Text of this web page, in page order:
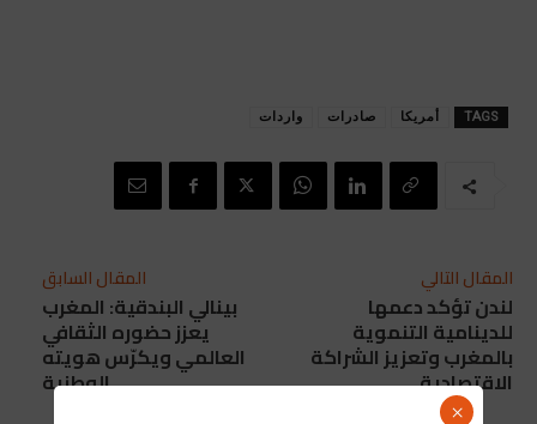
TAGS أمريكا صادرات واردات
المقال السابق
بينالي البندقية: المغرب
يعزز حضوره الثقافي
العالمي ويكرّس هويته
الوطنية
المقال التالي
لندن تؤكد دعمها
للدينامية التنموية
بالمغرب وتعزيز الشراكة
الاقتصادية
×